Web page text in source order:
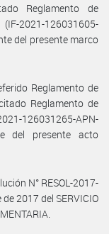
Reglamento de
2021-126031605-
del presente marco
Reglamento de
Reglamento de
126031265-APN-
del presente acto
N° RESOL-2017-
2017 del SERVICIO